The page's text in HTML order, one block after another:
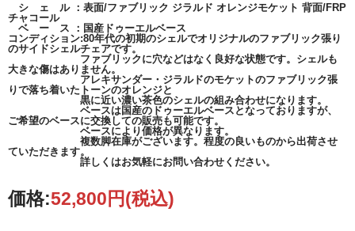
シ ェ ル ：表面/ファブリック ジラルド オレンジモケット 背面/FRP
チャコール
ベ ー ス ：国産ドゥーエルベース
コンディション:80年代の初期のシェルでオリジナルのファブリック張り
のサイドシェルチェアです。
ファブリックに穴などはなく良好な状態です。シェルも
大きな傷はありません。
アレキサンダー・ジラルドのモケットのファブリック張
りで落ち着いたトーンのオレンジと
黒に近い濃い茶色のシェルの組み合わせになります。
ベースは国産のドゥーエルベースとなっておりますが、
ご希望のベースに交換しての販売も可能です。
ベースにより価格が異なります。
複数脚在庫がございます。程度の良いものから出荷させ
ていただきます。
詳しくはお気軽にお問い合わせください。
価格:52,800円(税込)